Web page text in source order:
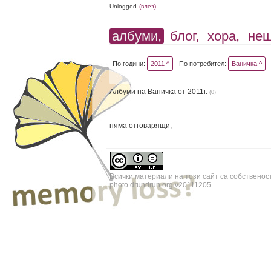
Unlogged (влез)
албуми, блог, хора,
По години: 2011 ^ По потребител: Ваничка ^
Албуми на Ваничка от 2011г. (0)
няма отговарящи;
Всички материали на този сайт са
photo.drundrun.org v20111205